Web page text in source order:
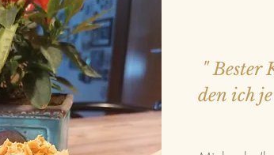
" Bester
den ich je